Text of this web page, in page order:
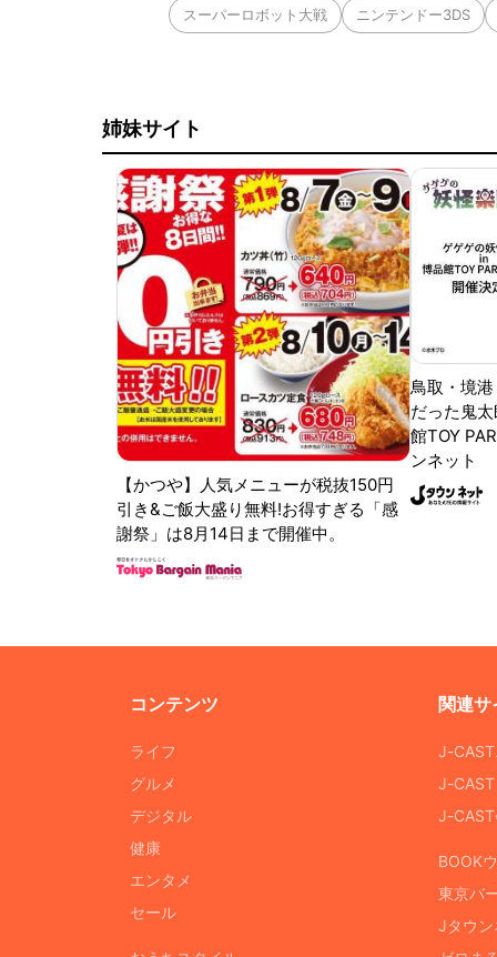
スーパーロボット大戦 ニンテンドー3DS
姉妹サイト
【かつや】人気メニューが税抜150円
引き&ご飯大盛り無料!お得すぎる「感
謝祭」は8月14日まで開催中。
鳥取・境
だった鬼
館TOY
ンネット
コンテンツ
ライフ
グルメ
デジタル
健康
エンタメ
セール
関連サ
J-
J-
J-
BOOK
東京バ
Jタウン